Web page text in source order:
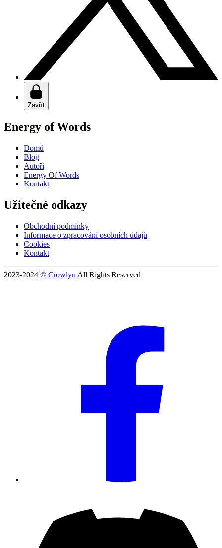
Zavřít
Energy of Words
Domů
Blog
Autoři
Energy Of Words
Kontakt
Užitečné odkazy
Obchodní podmínky
Informace o zpracování osobních údajů
Cookies
Kontakt
2023-2024 © Crowlyn All Rights Reserved